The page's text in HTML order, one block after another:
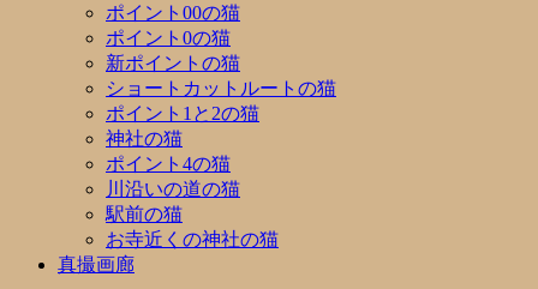
ポイント00の猫
ポイント0の猫
新ポイントの猫
ショートカットルートの猫
ポイント1と2の猫
神社の猫
ポイント4の猫
川沿いの道の猫
駅前の猫
お寺近くの神社の猫
真撮画廊